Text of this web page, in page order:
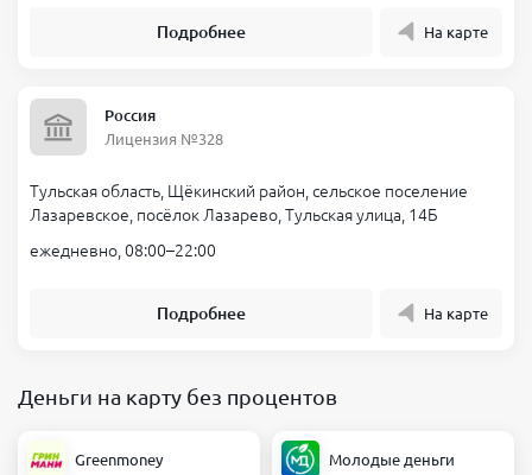
Подробнее На карте
Россия
Лицензия №328
Тульская область, Щёкинский район, сельское поселение
Лазаревское, посёлок Лазарево, Тульская улица, 14Б
ежедневно, 08:00–22:00
Подробнее На карте
Деньги на карту без процентов
Greenmoney Молодые деньги